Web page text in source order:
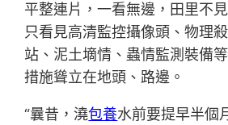
平整連片，一看無邊，田里不
只看見高清監控攝像頭、物理
站、泥土墑情、蟲情監測裝備
措施聳立在地頭、路邊。
“曩昔，澆包養水前要提早半個